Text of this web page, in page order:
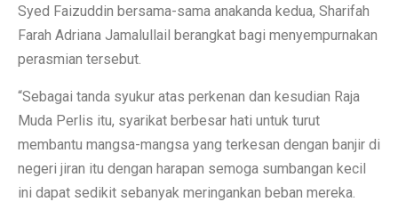
Syed Faizuddin bersama-sama anakanda kedua, Sharifah
Farah Adriana Jamalullail berangkat bagi menyempurnakan
perasmian tersebut.
“Sebagai tanda syukur atas perkenan dan kesudian Raja
Muda Perlis itu, syarikat berbesar hati untuk turut
membantu mangsa-mangsa yang terkesan dengan banjir di
negeri jiran itu dengan harapan semoga sumbangan kecil
ini dapat sedikit sebanyak meringankan beban mereka.